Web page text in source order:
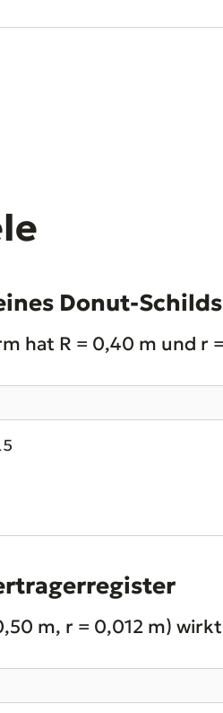
Donut-Schilds
hat R = 0,40 m und r
m, r = 0,012 m)